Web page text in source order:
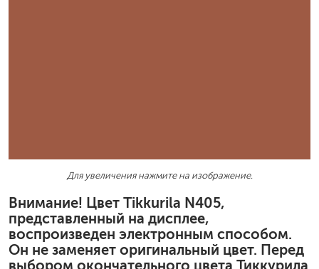
Для увеличения нажмите на изображение.
Внимание! Цвет Tikkurila N405,
представленный на дисплее,
воспроизведен электронным способом.
Он не заменяет оригинальный цвет. Перед
выбором окончательного цвета Тиккурила